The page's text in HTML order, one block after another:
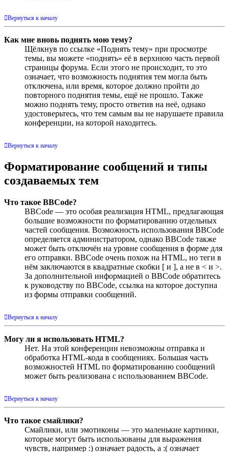
Вернуться к началу
Как мне вновь поднять мою тему?
Щёлкнув по ссылке «Поднять тему» при просмотре
темы, вы можете «поднять» её в верхнюю часть первой
страницы форума. Если этого не происходит, то это
означает, что возможность поднятия тем могла быть
отключена, или время, которое должно пройти до
повторного поднятия темы, ещё не прошло. Также
можно поднять тему, просто ответив на неё, однако
удостоверьтесь, что тем самым вы не нарушаете правила
конференции, на которой находитесь.
Вернуться к началу
Форматирование сообщений и типы
создаваемых тем
Что такое BBCode?
BBCode — это особая реализация HTML, предлагающая
большие возможности по форматированию отдельных
частей сообщения. Возможность использования BBCode
определяется администратором, однако BBCode также
может быть отключён на уровне сообщения в форме для
его отправки. BBCode очень похож на HTML, но теги в
нём заключаются в квадратные скобки [ и ], а не в < и >.
За дополнительной информацией о BBCode обратитесь
к руководству по BBCode, ссылка на которое доступна
из формы отправки сообщений.
Вернуться к началу
Могу ли я использовать HTML?
Нет. На этой конференции невозможны отправка и
обработка HTML-кода в сообщениях. Большая часть
возможностей HTML по форматированию сообщений
может быть реализована с использованием BBCode.
Вернуться к началу
Что такое смайлики?
Смайлики, или эмотиконы — это маленькие картинки,
которые могут быть использованы для выражения
чувств, например :) означает радость, а :( означает